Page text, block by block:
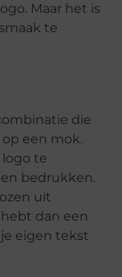
Maar het is
te
die
een mok.
logo te
bedrukken.
uit
dan een
eigen tekst